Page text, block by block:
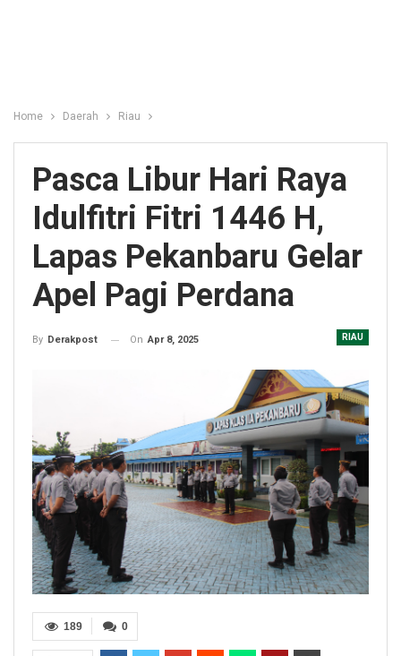
Home Daerah Riau
Pasca Libur Hari Raya
Idulfitri Fitri 1446 H,
Lapas Pekanbaru Gelar
Apel Pagi Perdana
RIAU
By Derakpost On Apr 8, 2025
0
189